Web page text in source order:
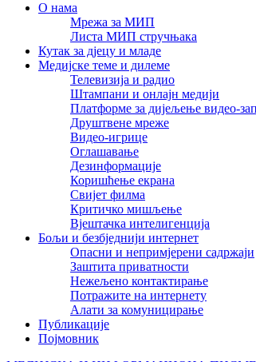
О нама
Мрежа за МИП
Листа МИП стручњака
Кутак за дјецу и младе
Медијске теме и дилеме
Телевизија и радио
Штампани и онлајн медији
Платформе за дијељење видео-
Друштвене мреже
Видео-игрице
Оглашавање
Дезинформације
Коришћење екрана
Свијет филма
Критичко мишљење
Вјештачка интелигенција
Бољи и безбједнији интернет
Опасни и непримјерени садржаји
Заштита приватности
Нежељено контактирање
Потражите на интернету
Алати за комуницирање
Публикације
Појмовник